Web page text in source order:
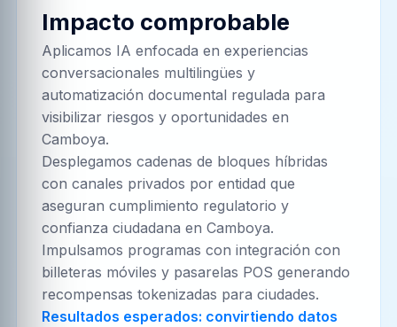
Impacto comprobable
Aplicamos IA enfocada en experiencias
conversacionales multilingües y
automatización documental regulada para
visibilizar riesgos y oportunidades en
Camboya.
Desplegamos cadenas de bloques híbridas
con canales privados por entidad que
aseguran cumplimiento regulatorio y
confianza ciudadana en Camboya.
Impulsamos programas con integración con
billeteras móviles y pasarelas POS generando
recompensas tokenizadas para ciudades.
Resultados esperados: convirtiendo datos